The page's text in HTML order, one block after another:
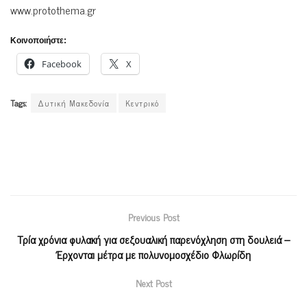
www.protothema.gr
Κοινοποιήστε:
Facebook X
Tags: Δυτική Μακεδονία Κεντρικό
Previous Post
Τρία χρόνια φυλακή για σεξουαλική παρενόχληση στη δουλειά –
Έρχονται μέτρα με πολυνομοσχέδιο Φλωρίδη
Next Post